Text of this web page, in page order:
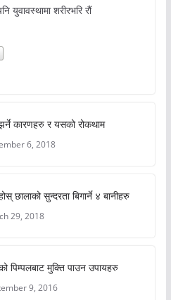
युवावस्थामा शरीरभरि रौं
कारणहरु र यसको रोकथाम
6, 2018
छालाको सुन्दरता बिगार्ने ४ बानीहरु
29, 2018
पिम्पलबाट मुक्ति पाउन उपायहरु
9, 2016